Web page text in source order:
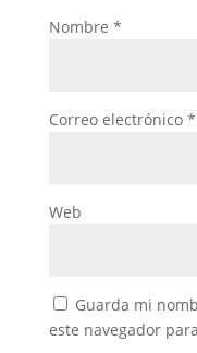
Nombre *
Correo electrónico *
Web
Guarda mi
este navegador